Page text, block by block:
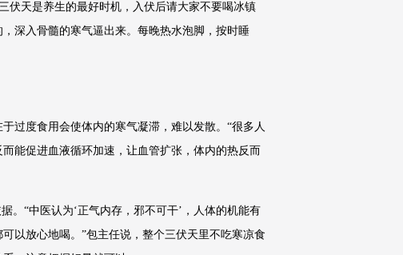
天是养生的最好时机，入伏后请大家不要喝冰镇
深入骨髓的寒气逼出来。每晚热水泡脚，按时睡
过度食用会使体内的寒气凝滞，难以发散。“很多人
能促进血液循环加速，让血管扩张，体内的热反而
。“中医认为‘正气内存，邪不可干’，人体的机能有
以放心地喝。”包主任说，整个三伏天里不吃寒凉食